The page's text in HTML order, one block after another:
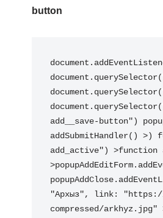
button
add__save-button")
addSubmitHandler() >)
add_active") >function
"Архыз", link: "https://
compressed/